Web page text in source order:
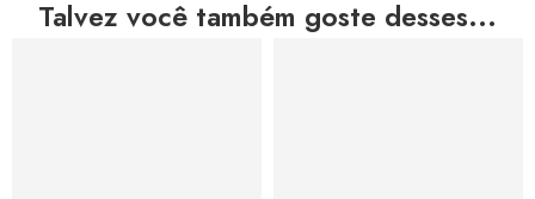
Talvez você também goste desses...